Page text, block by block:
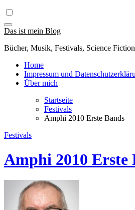
Das ist mein Blog
Bücher, Musik, Festivals, Science
Home
Impressum und
Über mich
Startseite
Festivals
Amphi 2010 Erste Bands
Festivals
Amphi 2010 Erste